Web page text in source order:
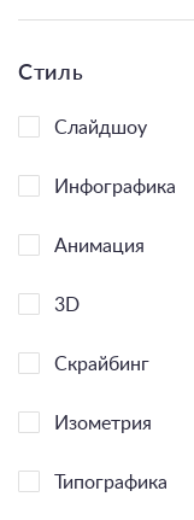
Стиль
Слайдшоу
Инфографика
Анимация
3D
Скрайбинг
Изометрия
Типографика